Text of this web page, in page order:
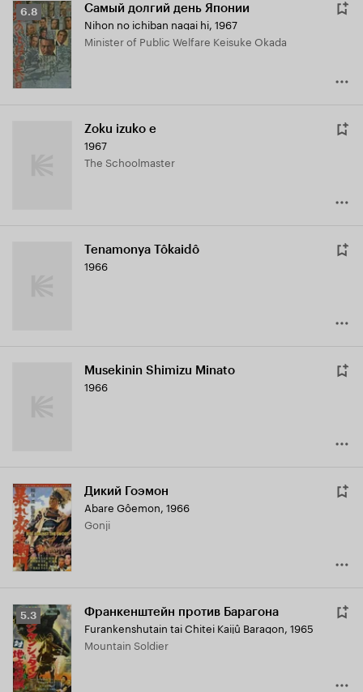
Рейтинг
Кинопоиска
6.8
6.8 Самый долгий день Японии
Nihon no ichiban nagai hi, 1967
Minister of Public Welfare Keisuke Okada
Zoku izuko e
1967
The Schoolmaster
Tenamonya Tôkaidô
1966
Musekinin Shimizu Minato
1966
Дикий Гоэмон
Abare Gôemon, 1966
Gonji
Рейтинг
Кинопоиска
5.3
5.3 Франкенштейн против Барагона
Furankenshutain tai Chitei Kaijû Baragon, 1965
Mountain Soldier